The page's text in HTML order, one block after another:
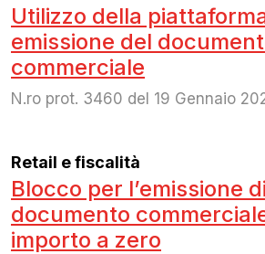
Utilizzo della
emissione del
commerciale
N.ro prot. 3460 del 19 Gennaio
Retail e fiscalità
Blocco per l’emissione
documento
importo a zero